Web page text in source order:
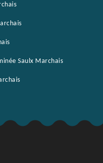
Saulx Marchais